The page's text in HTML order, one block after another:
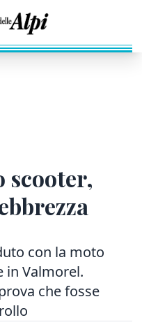
scooter,
con la moto
in Valmorel.
che fosse